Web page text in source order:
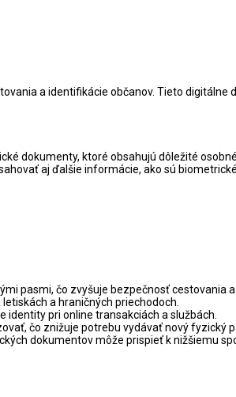
a identifikácie občanov. Tieto
dokumenty, ktoré obsahujú dôležité
aj ďalšie informácie, ako sú
pasmi, čo zvyšuje bezpečnosť cestovania
a hraničných priechodoch.
identity pri online transakciách a službách.
čo znižuje potrebu vydávať nový fyzický
dokumentov môže prispieť k nižšiemu